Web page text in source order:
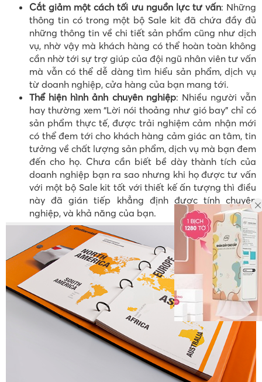
Cắt giảm một cách tối ưu nguồn lực tư vấn: Những
thông tin có trong một bộ Sale kit đã chứa đầy đủ
những thông tin về chi tiết sản phẩm cũng như dịch
vụ, nhờ vậy mà khách hàng có thể hoàn toàn không
cần nhờ tới sự trợ giúp của đội ngũ nhân viên tư vấn
mà vẫn có thể dễ dàng tìm hiểu sản phẩm, dịch vụ
từ doanh nghiệp, cửa hàng của bạn mang tới.
Thể hiện hình ảnh chuyên nghiệp: Nhiều người vẫn
hay thường xem “Lời nói thoảng như gió bay” chỉ có
sản phẩm thực tế, được trải nghiệm cảm nhận mới
có thể đem tới cho khách hàng cảm giác an tâm, tin
tưởng về chất lượng sản phẩm, dịch vụ mà bạn đem
đến cho họ. Chưa cần biết bề dày thành tích của
doanh nghiệp bạn ra sao nhưng khi họ được tư vấn
với một bộ Sale kit tốt với thiết kế ấn tượng thì điều
này đã gián tiếp khẳng định được tính chuyên
nghiệp, và khả năng của bạn.